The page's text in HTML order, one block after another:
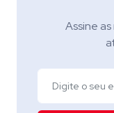
Assine